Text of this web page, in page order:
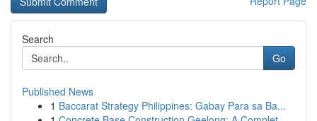
Search
Go
Published News
1 Baccarat Strategy Philippines: Gabay Para sa Ba...